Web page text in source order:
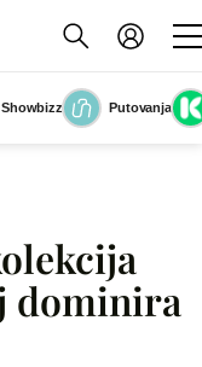
Showbizz
Putovanja
Slika nije dostupna
dominira